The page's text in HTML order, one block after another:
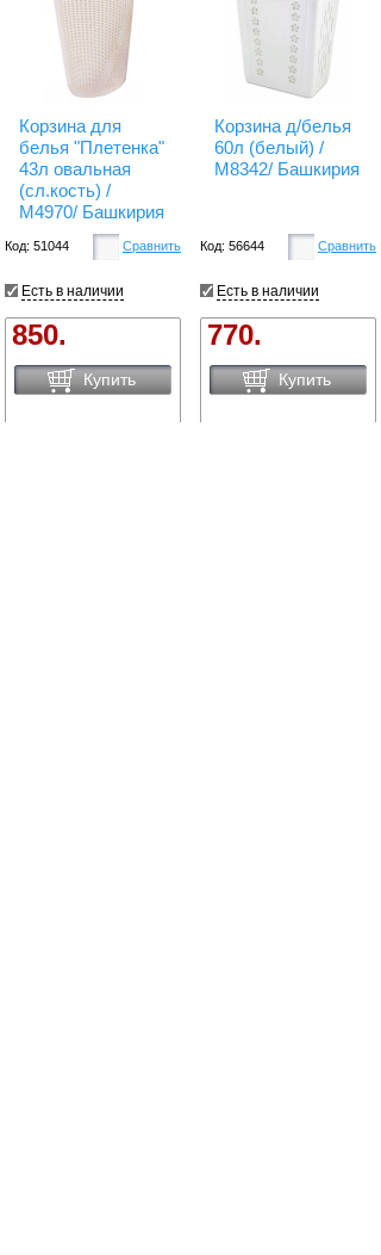
Корзина для
белья "Плетенка"
43л овальная
(сл.кость) /
М4970/ Башкирия
Код: 51044 Сравнить
Есть в наличии
850.
Купить
Корзина д/белья
60л (белый) /
М8342/ Башкирия
Код: 56644 Сравнить
Есть в наличии
770.
Купить